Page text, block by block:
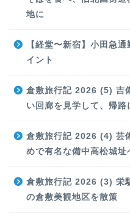
地に
【経堂〜新宿】小田急
イント
倉敷旅行記 2026 (5) 吉
い回廊を見学して、帰路
倉敷旅行記 2026 (4) 芸
めで有名な備中高松城址
倉敷旅行記 2026 (3) 栄
の倉敷美観地区を散策